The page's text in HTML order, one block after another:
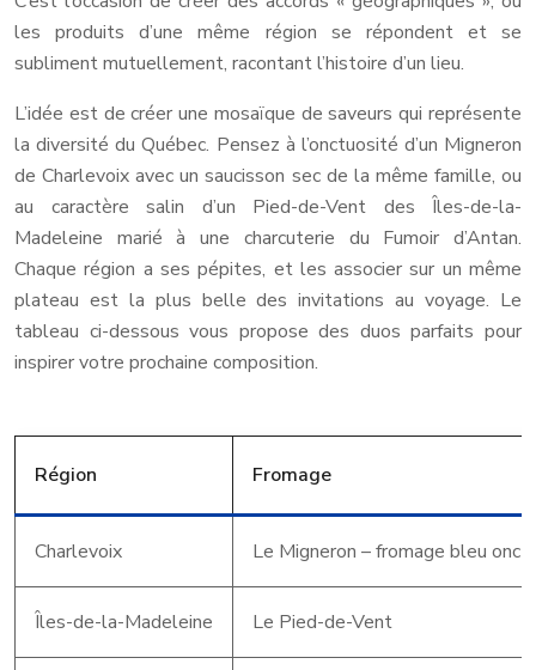
les produits d’une même région se répondent et se
subliment mutuellement, racontant l’histoire d’un lieu.
L’idée est de créer une mosaïque de saveurs qui représente
la diversité du Québec. Pensez à l’onctuosité d’un Migneron
de Charlevoix avec un saucisson sec de la même famille, ou
au caractère salin d’un Pied-de-Vent des Îles-de-la-
Madeleine marié à une charcuterie du Fumoir d’Antan.
Chaque région a ses pépites, et les associer sur un même
plateau est la plus belle des invitations au voyage. Le
tableau ci-dessous vous propose des duos parfaits pour
inspirer votre prochaine composition.
Région Fromage
Charlevoix Le Migneron – fromage bleu
Îles-de-la-Madeleine Le Pied-de-Vent